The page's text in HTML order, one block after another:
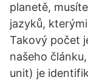
planetě,
jazyků,
Takový počet
našeho
unit) je